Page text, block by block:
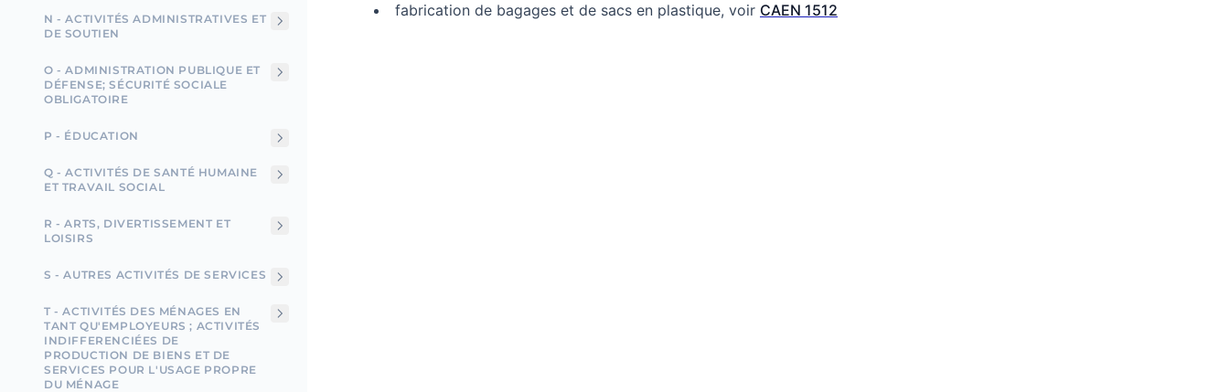
N - ACTIVITÉS ADMINISTRATIVES ET
DE SOUTIEN
O - ADMINISTRATION PUBLIQUE ET
DÉFENSE; SÉCURITÉ SOCIALE
OBLIGATOIRE
P - ÉDUCATION
Q - ACTIVITÉS DE SANTÉ HUMAINE
ET TRAVAIL SOCIAL
R - ARTS, DIVERTISSEMENT ET
LOISIRS
S - AUTRES ACTIVITÉS DE SERVICES
T - ACTIVITÉS DES MÉNAGES EN
TANT QU'EMPLOYEURS ; ACTIVITÉS
INDIFFERENCIÉES DE
PRODUCTION DE BIENS ET DE
SERVICES POUR L'USAGE PROPRE
DU MÉNAGE
fabrication de bagages et de sacs en plastique, voir CAEN 1512